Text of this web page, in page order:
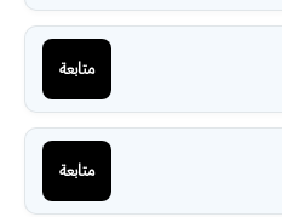
متابعة
متابعة